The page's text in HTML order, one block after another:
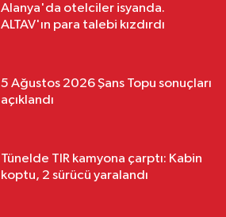
Alanya'da otelciler isyanda.
ALTAV'ın para talebi kızdırdı
5 Ağustos 2026 Şans Topu sonuçları
açıklandı
Tünelde TIR kamyona çarptı: Kabin
koptu, 2 sürücü yaralandı